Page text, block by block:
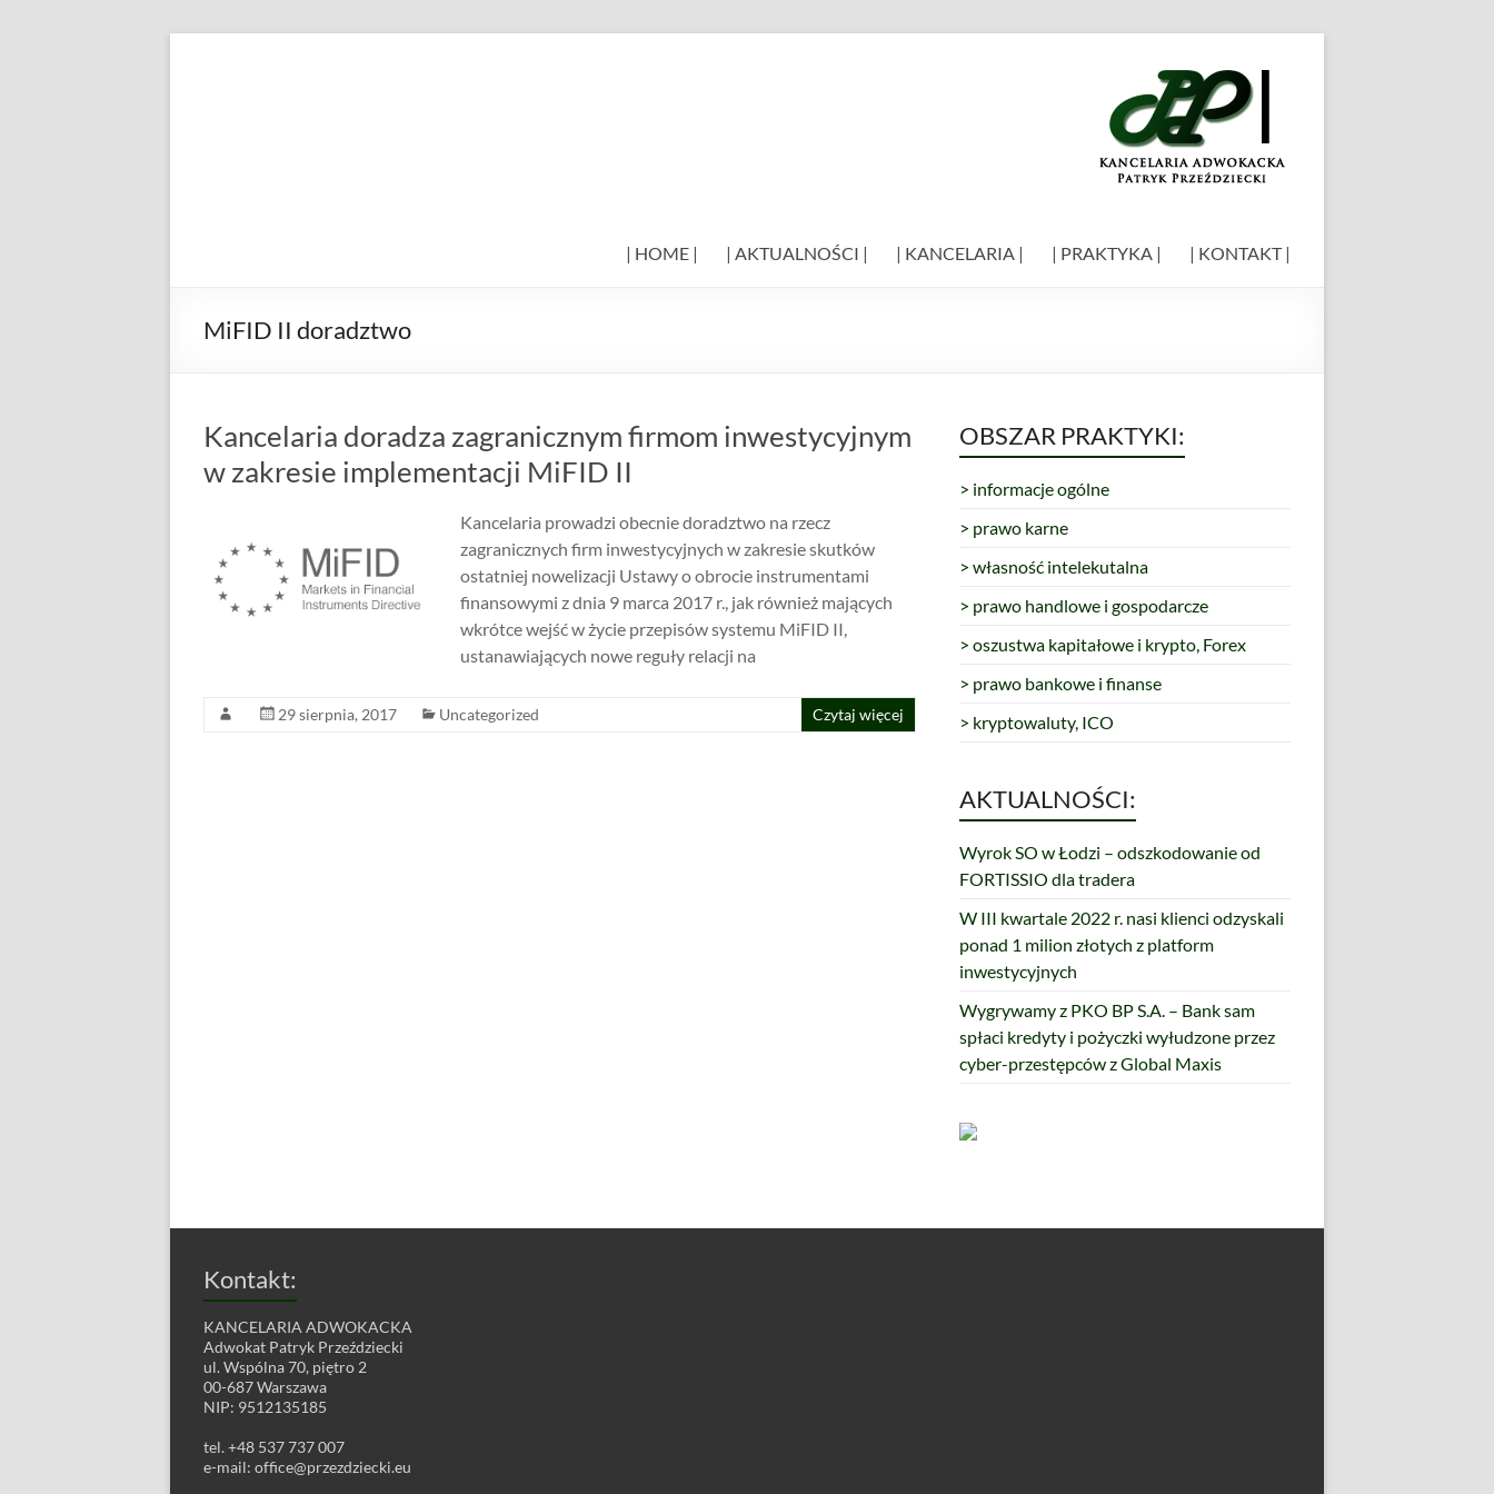
| HOME | | AKTUALNOŚCI | | KANCELARIA | | PRAKTYKA | | KONTAKT |
MiFID II doradztwo
Kancelaria doradza zagranicznym firmom inwestycyjnym
w zakresie implementacji MiFID II
Kancelaria prowadzi obecnie doradztwo na rzecz
zagranicznych firm inwestycyjnych w zakresie skutków
ostatniej nowelizacji Ustawy o obrocie instrumentami
finansowymi z dnia 9 marca 2017 r., jak również mających
wkrótce wejść w życie przepisów systemu MiFID II,
ustanawiających nowe reguły relacji na
29 sierpnia, 2017 Uncategorized Czytaj więcej
OBSZAR PRAKTYKI:
> informacje ogólne
> prawo karne
> własność intelekutalna
> prawo handlowe i gospodarcze
> oszustwa kapitałowe i krypto, Forex
> prawo bankowe i finanse
> kryptowaluty, ICO
AKTUALNOŚCI:
Wyrok SO w Łodzi – odszkodowanie od
FORTISSIO dla tradera
W III kwartale 2022 r. nasi klienci odzyskali
ponad 1 milion złotych z platform
inwestycyjnych
Wygrywamy z PKO BP S.A. – Bank sam
spłaci kredyty i pożyczki wyłudzone przez
cyber-przestępców z Global Maxis
Kontakt:
KANCELARIA ADWOKACKA
Adwokat Patryk Przeździecki
ul. Wspólna 70, piętro 2
00-687 Warszawa
NIP: 9512135185
tel. +48 537 737 007
e-mail: office@przezdziecki.eu